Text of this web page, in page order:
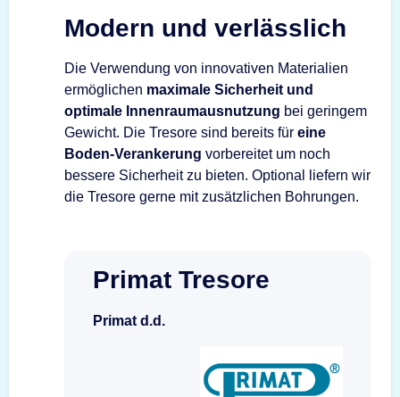
Modern und verlässlich
Die Verwendung von innovativen Materialien
ermöglichen maximale Sicherheit und
optimale Innenraumausnutzung bei geringem
Gewicht. Die Tresore sind bereits für eine
Boden-Verankerung vorbereitet um noch
bessere Sicherheit zu bieten. Optional liefern wir
die Tresore gerne mit zusätzlichen Bohrungen.
Primat Tresore
Primat d.d.